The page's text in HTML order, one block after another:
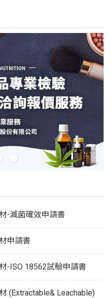
-滅菌確效申請書
申請書
-ISO 18562試驗申請書
(Extractable& Leachable)